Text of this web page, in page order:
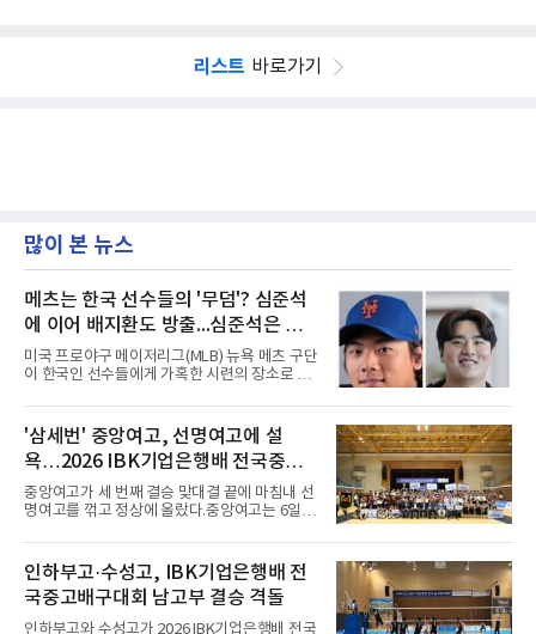
리스트 바로가기
많이 본 뉴스
메츠는 한국 선수들의 '무덤'? 심준석
에 이어 배지환도 방출...심준석은 이
미 귀국, 배지환은 미국 잔류할 듯
미국 프로야구 메이저리그(MLB) 뉴욕 메츠 구단
이 한국인 선수들에게 가혹한 시련의 장소로 전
대형 유망주로 기대를 모았던 투수 심준석에 이
어, 빅리그 경력을 지닌 내외야수 배지환까지 연
달아 뉴욕 메츠 산하 마이너리그에서 방출 통보
를 받는 아픔을 겪었다. 두 선수의 동반 이탈은
메츠 구단이 유독 한국 선수들에게 '기회의 땅'이
아닌 '무덤'처럼 작용하고 있음을 방증하고 있다.
고교 시절 시속 160km에 달하는 강속구로 큰 스
리츠와 마이애미 말린스를 거쳐 메츠에 둥지를
틀며 반등을 노렸으나
'삼세번' 중앙여고, 선명여고에 설
욕…2026 IBK기업은행배 전국중고
배구대회 우승
중앙여고가 세 번째 결승 맞대결 끝에 마침내 선
명여고를 꺾고 정상에 올랐다.중앙여고는 6일
행배 전국중고배구대회 18세 이하 여자부 결승
에서 선명여고를 세트스코어 3-1(13-25, 25-14,
25-17, 25-10)로 물리치고 우승을 차지했다.첫
세트를 13-25로 내주며 불안하게 출발한 중앙여
고는 이후 조직력을 되찾아 2세트부터 경기 주
인하부고·수성고, IBK기업은행배 전
국중고배구대회 남고부 결승 격돌
인하부고와 수성고가 2026 IBK기업은행배 전국